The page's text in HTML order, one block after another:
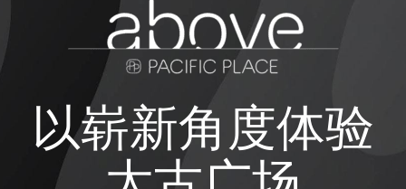
以崭新角度体验